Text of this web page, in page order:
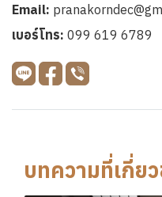
Email:
เบอร์โทร: 099 619 6789
บทความที่เกี่ย